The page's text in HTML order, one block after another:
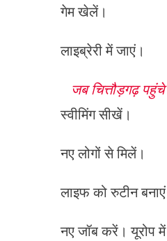
गेम खेलें।
लाइब्रेरी में जाएं।
जब चित्तौड़गढ़
स्वीमिंग सीखें।
नए लोगों से मिलें।
लाइफ को रुटीन
नए जॉब करें। यूरोप